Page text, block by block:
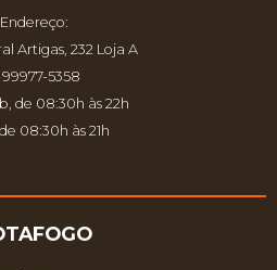
Endereço:
Artigas, 232 Loja A
99977-5358
de 08:30h às 22h
08:30h às 21h